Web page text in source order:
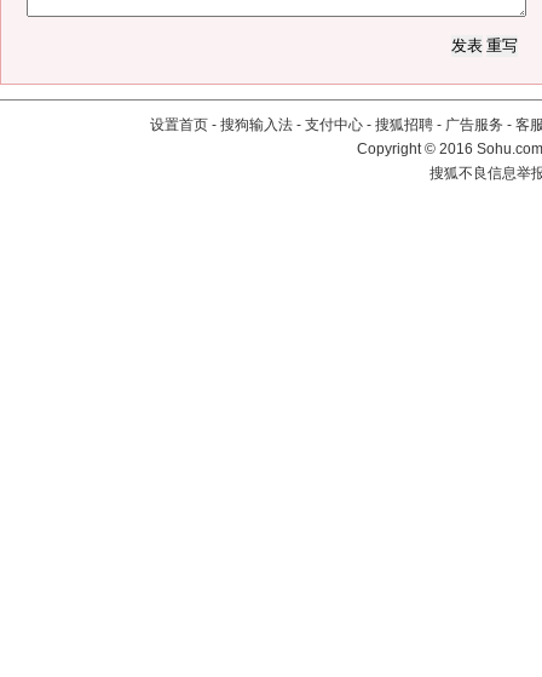
设置首页 - 搜狗输入法 - 支付中心 - 搜狐招聘 - 广告服务 - 客
Copyright©2016
搜狐不良信息举